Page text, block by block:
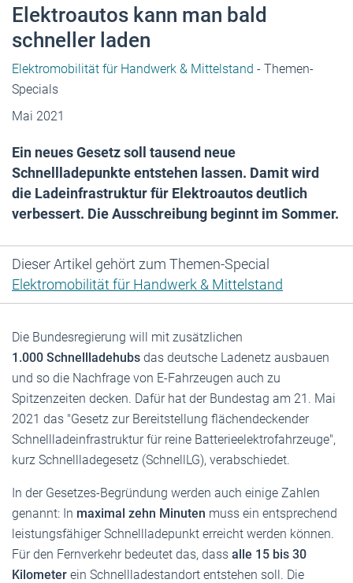
Elektroautos kann man bald
schneller laden
Elektromobilität für Handwerk & Mittelstand - Themen-
Specials
Mai 2021
Ein neues Gesetz soll tausend neue
Schnellladepunkte entstehen lassen. Damit wird
die Ladeinfrastruktur für Elektroautos deutlich
verbessert. Die Ausschreibung beginnt im Sommer.
Dieser Artikel gehört zum Themen-Special
Elektromobilität für Handwerk & Mittelstand
Die Bundesregierung will mit zusätzlichen
1.000 Schnellladehubs das deutsche Ladenetz ausbauen
und so die Nachfrage von E-Fahrzeugen auch zu
Spitzenzeiten decken. Dafür hat der Bundestag am 21. Mai
2021 das "Gesetz zur Bereitstellung flächendeckender
Schnellladeinfrastruktur für reine Batterieelektrofahrzeuge",
kurz Schnellladegesetz (SchnellLG), verabschiedet.
In der Gesetzes-Begründung werden auch einige Zahlen
genannt: In maximal zehn Minuten muss ein entsprechend
leistungsfähiger Schnellladepunkt erreicht werden können.
Für den Fernverkehr bedeutet das, dass alle 15 bis 30
Kilometer ein Schnellladestandort entstehen soll. Die